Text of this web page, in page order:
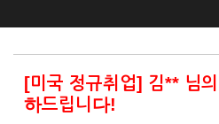
[미국 정규취업] 김** 님
하드립니다!